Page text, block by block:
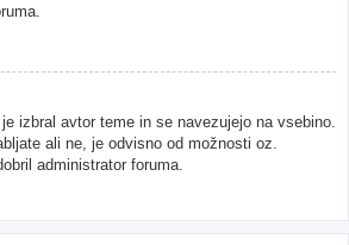
izbral avtor teme in se navezujejo na vsebino.
ali ne, je odvisno od možnosti oz.
administrator foruma.